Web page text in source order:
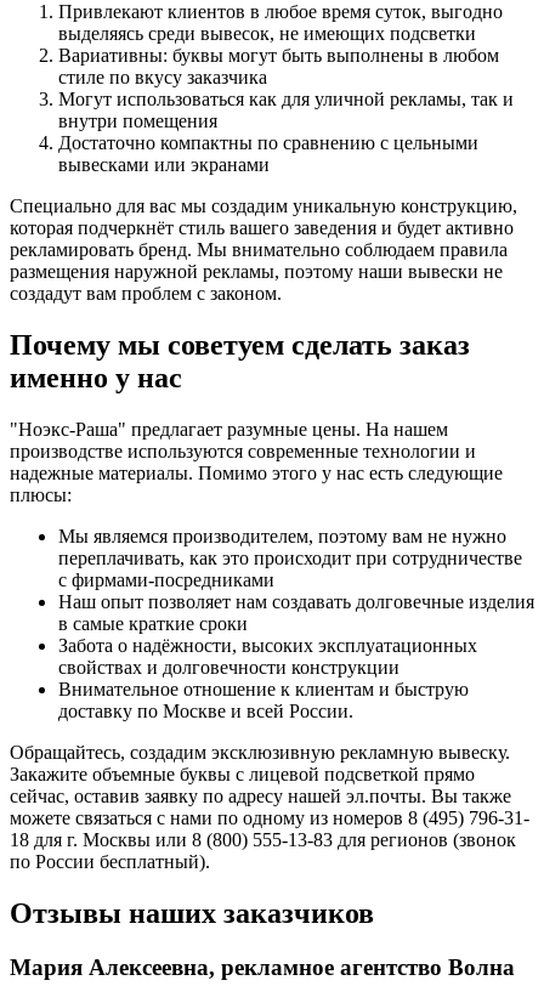
Привлекают клиентов в любое время суток, выгодно
выделяясь среди вывесок, не имеющих подсветки
Вариативны: буквы могут быть выполнены в любом
стиле по вкусу заказчика
Могут использоваться как для уличной рекламы, так и
внутри помещения
Достаточно компактны по сравнению с цельными
вывесками или экранами
Специально для вас мы создадим уникальную конструкцию,
которая подчеркнёт стиль вашего заведения и будет активно
рекламировать бренд. Мы внимательно соблюдаем правила
размещения наружной рекламы, поэтому наши вывески не
создадут вам проблем с законом.
Почему мы советуем сделать заказ
именно у нас
"Ноэкс-Раша" предлагает разумные цены. На нашем
производстве используются современные технологии и
надежные материалы. Помимо этого у нас есть следующие
плюсы:
Мы являемся производителем, поэтому вам не нужно
переплачивать, как это происходит при сотрудничестве
с фирмами-посредниками
Наш опыт позволяет нам создавать долговечные изделия
в самые краткие сроки
Забота о надёжности, высоких эксплуатационных
свойствах и долговечности конструкции
Внимательное отношение к клиентам и быструю
доставку по Москве и всей России.
Обращайтесь, создадим эксклюзивную рекламную вывеску.
Закажите объемные буквы с лицевой подсветкой прямо
сейчас, оставив заявку по адресу нашей эл.почты. Вы также
можете связаться с нами по одному из номеров 8 (495) 796-31-
18 для г. Москвы или 8 (800) 555-13-83 для регионов (звонок
по России бесплатный).
Отзывы наших заказчиков
Мария Алексеевна, рекламное агентство Волна